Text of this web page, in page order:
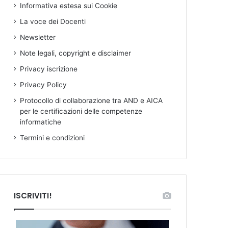
Informativa estesa sui Cookie
La voce dei Docenti
Newsletter
Note legali, copyright e disclaimer
Privacy iscrizione
Privacy Policy
Protocollo di collaborazione tra AND e AICA
per le certificazioni delle competenze
informatiche
Termini e condizioni
ISCRIVITI!